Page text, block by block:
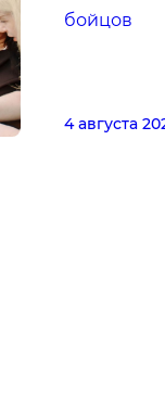
бойцов
4 августа